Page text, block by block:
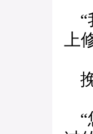
“
上
“